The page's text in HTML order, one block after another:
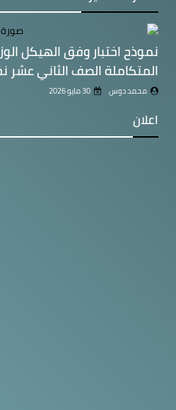
نموذح اختبار وفق الهيكل
المتكاملة الصف الثاني عشر
محمد دوس 30 مايو 2026
اعلان